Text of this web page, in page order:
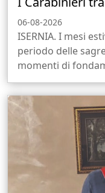
06-08-2026
ISERNIA. I mesi
periodo delle
momenti di